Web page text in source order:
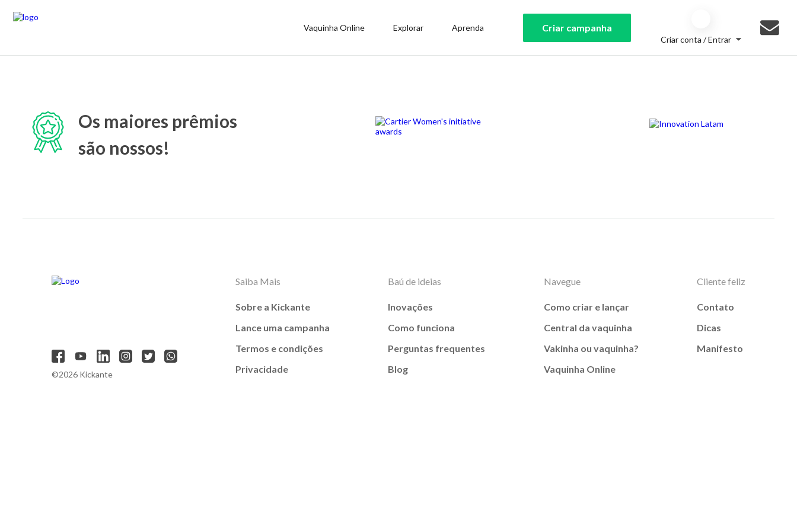
Vaquinha Online Explorar Aprenda Criar campanha
Criar conta / Entrar
Os maiores prêmios
são nossos!
©2026 Kickante
Saiba Mais
Sobre a Kickante
Lance uma campanha
Termos e condições
Privacidade
Baú de ideias
Inovações
Como funciona
Perguntas frequentes
Blog
Navegue
Como criar e lançar
Central da vaquinha
Vakinha ou vaquinha?
Vaquinha Online
Cliente feliz
Contato
Dicas
Manifesto